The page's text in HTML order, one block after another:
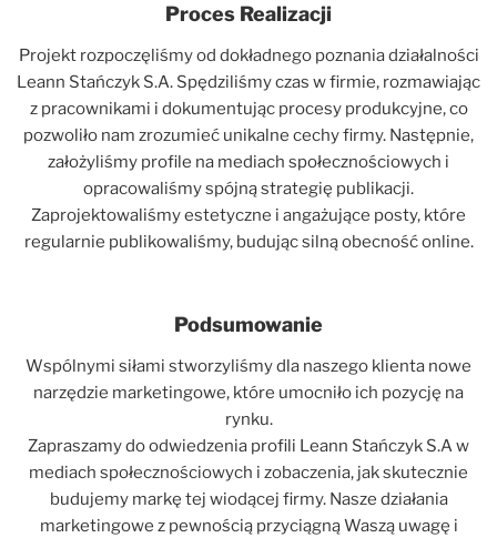
Proces Realizacji
Projekt rozpoczęliśmy od dokładnego poznania działalności
Leann Stańczyk S.A. Spędziliśmy czas w firmie, rozmawiając
z pracownikami i dokumentując procesy produkcyjne, co
pozwoliło nam zrozumieć unikalne cechy firmy. Następnie,
założyliśmy profile na mediach społecznościowych i
opracowaliśmy spójną strategię publikacji.
Zaprojektowaliśmy estetyczne i angażujące posty, które
regularnie publikowaliśmy, budując silną obecność online.
Podsumowanie
Wspólnymi siłami stworzyliśmy dla naszego klienta nowe
narzędzie marketingowe, które umocniło ich pozycję na
rynku.
Zapraszamy do odwiedzenia profili Leann Stańczyk S.A w
mediach społecznościowych i zobaczenia, jak skutecznie
budujemy markę tej wiodącej firmy. Nasze działania
marketingowe z pewnością przyciągną Waszą uwagę i